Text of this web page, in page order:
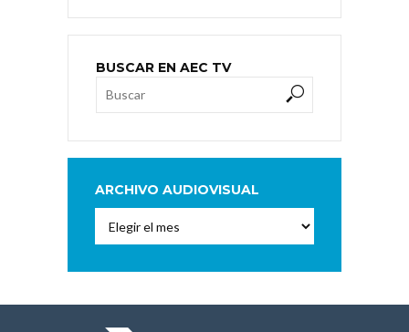
BUSCAR EN AEC TV
ARCHIVO AUDIOVISUAL
Audiovisual